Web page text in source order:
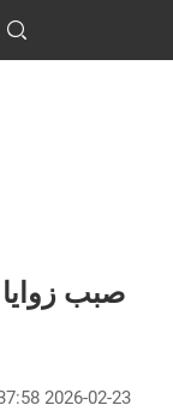
صبب
2026-02-23 20:37:58